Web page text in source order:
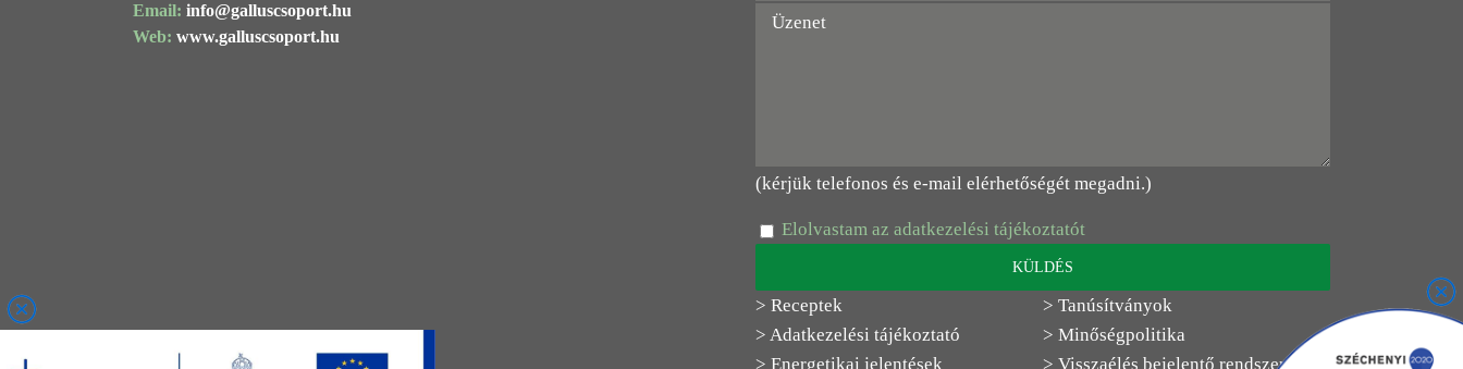
Email: info@galluscsoport.hu
Web: www.galluscsoport.hu
(kérjük telefonos és e-mail elérhetőségét megadni.)
Elolvastam az adatkezelési tájékoztatót
> Receptek
> Tanúsítványok
> Adatkezelési tájékoztató
> Minőségpolitika
> Energetikai jelentések
> Visszaélés bejelentő rendszer